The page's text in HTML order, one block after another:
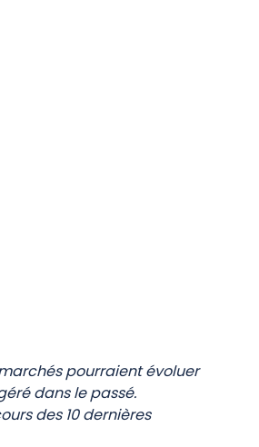
pourraient évoluer
dans le passé.
des 10 dernières